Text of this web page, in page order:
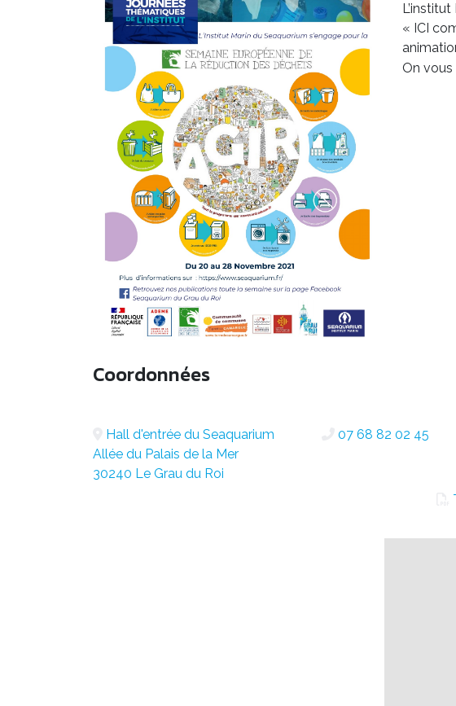
« ICI
On
Coordonnées
Hall d'entrée du Seaquarium
Allée du Palais de la Mer
30240 Le Grau du Roi
07 68 82 02 45